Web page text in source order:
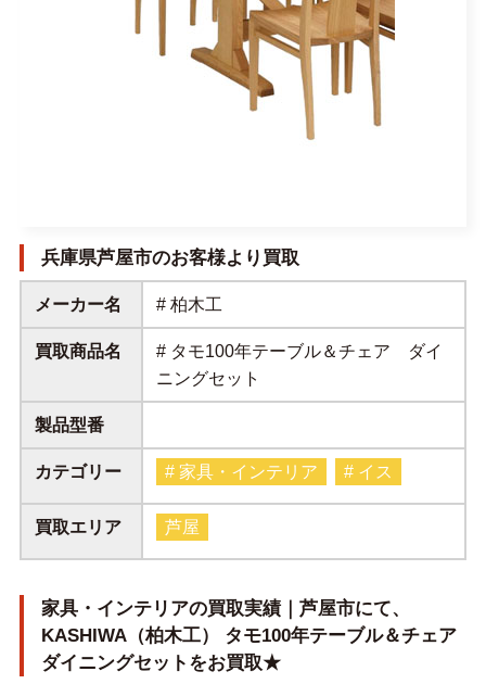
兵庫県芦屋市のお客様より買取
メーカー名 # 柏木工
買取商品名
# タモ100年テーブル＆チェア ダイ
ニングセット
製品型番
カテゴリー # 家具・インテリア # イス
買取エリア 芦屋
家具・インテリアの買取実績｜芦屋市にて、
KASHIWA（柏木工） タモ100年テーブル＆チェア
ダイニングセットをお買取★